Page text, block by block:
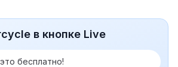
в кнопке Live
бесплатно!